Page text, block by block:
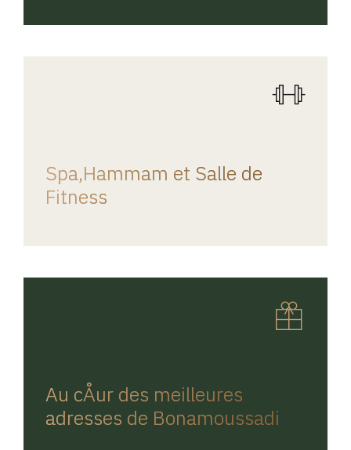
Spa,Hammam et Salle de
Fitness
Au cÅur des meilleures
adresses de Bonamoussadi